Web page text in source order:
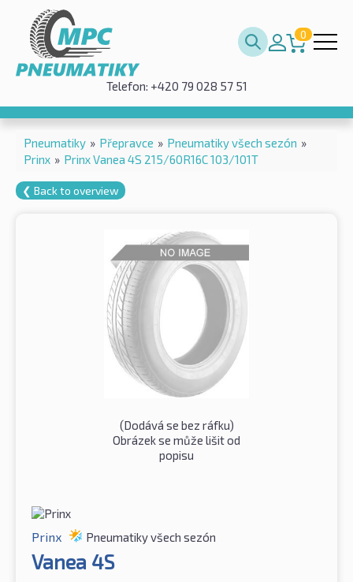
0
Telefon: +420 79 028 57 51
Pneumatiky » Přepravce » Pneumatiky všech sezón »
Prinx » Prinx Vanea 4S 215/60R16C 103/101T
❮ Back to overview
(Dodává se bez ráfku)
Obrázek se může lišit od
popisu
Prinx Pneumatiky všech sezón
Vanea 4S